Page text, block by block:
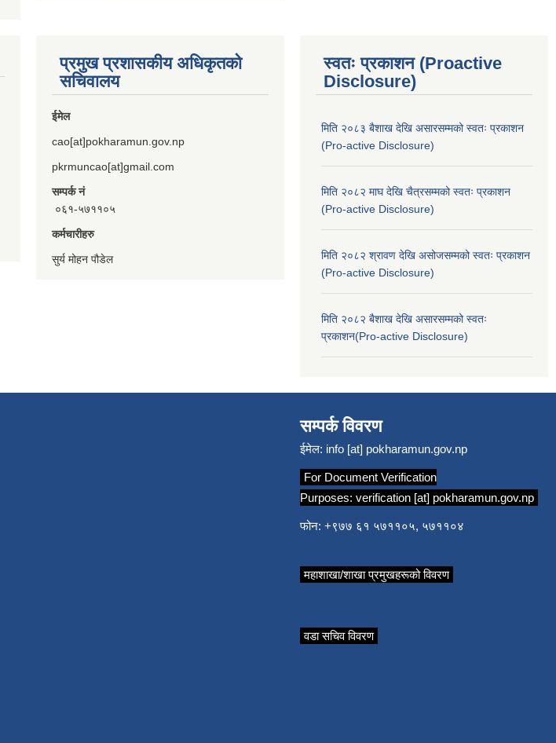
प्रमुख प्रशासकीय अधिकृतको
सचिवालय
ईमेल
cao[at]pokharamun.gov.np
pkrmuncao[at]gmail.com
सम्पर्क नं
०६१-५७११०५
कर्मचारीहरु
सुर्य मोहन पौडेल
स्वतः प्रकाशन (Proactive
Disclosure)
मिति २०८३ बैशाख देखि असारसम्मको स्वतः प्रकाशन
(Pro-active Disclosure)
मिति २०८२ माघ देखि चैत्रसम्मको स्वतः प्रकाशन
(Pro-active Disclosure)
मिति २०८२ श्रावण देखि असोजसम्मको स्वतः प्रकाशन
(Pro-active Disclosure)
मिति २०८२ बैशाख देखि असारसम्मको स्वतः
प्रकाशन(Pro-active Disclosure)
सम्पर्क विवरण
ईमेल: info [at] pokharamun.gov.np
For Document Verification
Purposes: verification [at] pokharamun.gov.np
फोन: +९७७ ६१ ५७११०५, ५७११०४
महाशाखा/शाखा प्रमुखहरूको विवरण
वडा सचिव विवरण